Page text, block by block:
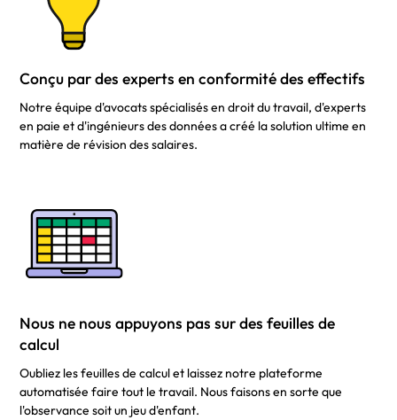
Conçu par des experts en conformité des effectifs
Notre équipe d'avocats spécialisés en droit du travail, d'experts
en paie et d'ingénieurs des données a créé la solution ultime en
matière de révision des salaires.
Nous ne nous appuyons pas sur des feuilles de
calcul
Oubliez les feuilles de calcul et laissez notre plateforme
automatisée faire tout le travail. Nous faisons en sorte que
l'observance soit un jeu d'enfant.